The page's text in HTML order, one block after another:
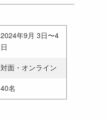
2024年9月 3日〜4
日
対面・オンライン
40名